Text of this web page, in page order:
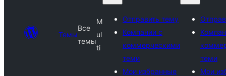
Темы
Все
темы
M
ul
ti
Отправить тему
Компании с
коммерческими
теми
Мои избранные
теми
Мои